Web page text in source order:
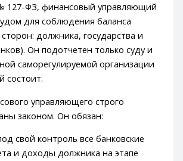
127-ФЗ, финансовый управляющий
для соблюдения баланса
должника, государства и
Он подотчетен только суду и
саморегулируемой организации
состоит.
управляющего строго
законом. Он обязан:
свой контроль все банковские
и доходы должника на этапе